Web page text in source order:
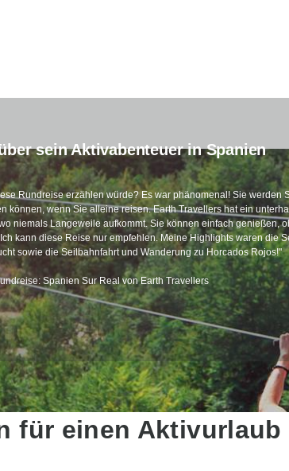
sein Aktivabenteuer in Spanien
Rundreise erzählen würde? Es war phänomenal! Sie werden
können, wenn Sie alleine reisen. Earth Travellers hat ein
niemals Langeweile aufkommt. Sie können einfach genießen,
kann diese Reise nur empfehlen. Meine Highlights waren die
sowie die Seilbahnfahrt und Wanderung zu Horcados Rojos!"
Spanien Sur Real von Earth Travellers
für einen Aktivurlaub